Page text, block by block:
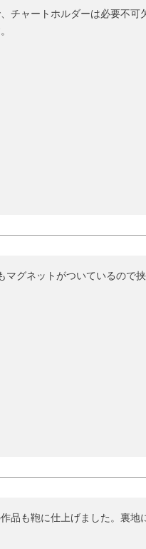
チャートホルダーは必要不可
グネットがついているので
品も鞄に仕上げました。裏地